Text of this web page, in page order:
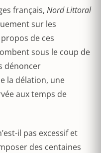
français, Nord Littoral
sur les
de ces
sous le coup de
dénoncer
la délation, une
aux temps de
il pas excessif et
des centaines